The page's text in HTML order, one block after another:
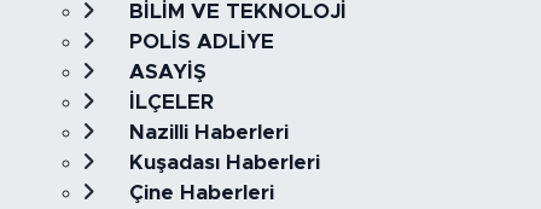
BİLİM VE TEKNOLOJİ
POLİS ADLİYE
ASAYİŞ
İLÇELER
Nazilli Haberleri
Kuşadası Haberleri
Çine Haberleri